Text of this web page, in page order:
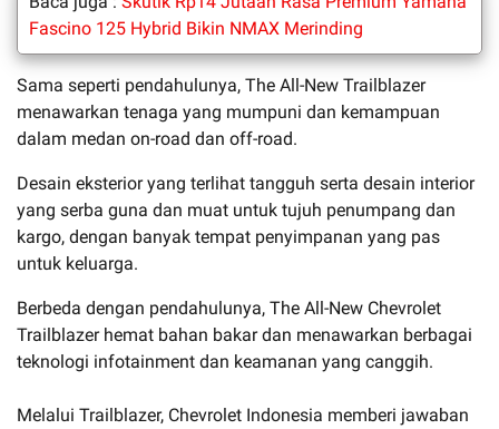
Fascino 125 Hybrid Bikin NMAX Merinding
Sama seperti pendahulunya, The All-New Trailblazer
menawarkan tenaga yang mumpuni dan kemampuan
dalam medan on-road dan off-road.
Desain eksterior yang terlihat tangguh serta desain interior
yang serba guna dan muat untuk tujuh penumpang dan
kargo, dengan banyak tempat penyimpanan yang pas
untuk keluarga.
Berbeda dengan pendahulunya, The All-New Chevrolet
Trailblazer hemat bahan bakar dan menawarkan berbagai
teknologi infotainment dan keamanan yang canggih.
Melalui Trailblazer, Chevrolet Indonesia memberi jawaban